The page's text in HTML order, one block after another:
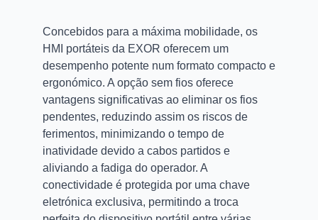
Concebidos para a máxima mobilidade, os
HMI portáteis da EXOR oferecem um
desempenho potente num formato compacto e
ergonómico. A opção sem fios oferece
vantagens significativas ao eliminar os fios
pendentes, reduzindo assim os riscos de
ferimentos, minimizando o tempo de
inatividade devido a cabos partidos e
aliviando a fadiga do operador. A
conectividade é protegida por uma chave
eletrónica exclusiva, permitindo a troca